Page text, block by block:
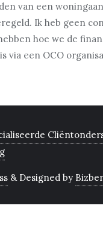
van een
Ik heb geen
hoe we de
via een OCO
& Designed by